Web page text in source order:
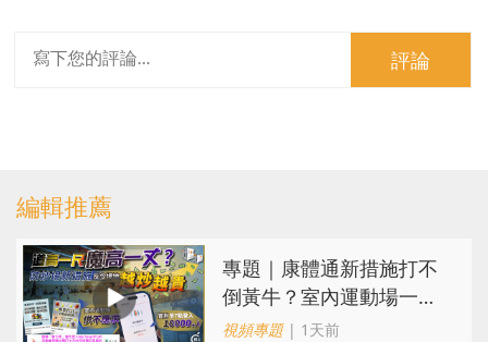
評論
編輯推薦
專題｜康體通新措施打不
倒黃牛？室內運動場一場
難求越炒越貴
視頻專題| 1天前